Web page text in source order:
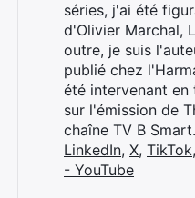
séries, j'ai été
d'Olivier Marchal,
outre, je suis
publié chez
été intervenant
sur l'émission de
chaîne TV B
LinkedIn, X, TikTok,
- YouTube